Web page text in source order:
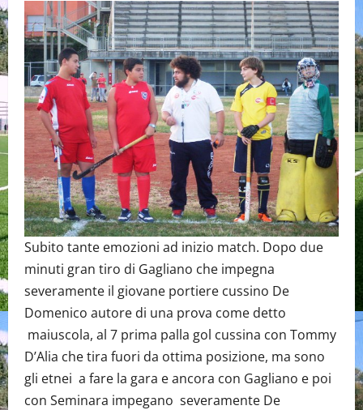
Subito tante emozioni ad inizio match. Dopo due
minuti gran tiro di Gagliano che impegna
severamente il giovane portiere cussino De
Domenico autore di una prova come detto
maiuscola, al 7 prima palla gol cussina con Tommy
D’Alia che tira fuori da ottima posizione, ma sono
gli etnei a fare la gara e ancora con Gagliano e poi
con Seminara impegano severamente De